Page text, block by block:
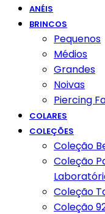
ANÉIS
BRINCOS
Pequenos
Médios
Grandes
Noivas
Piercing
COLARES
COLEÇÕES
Coleção
Coleção
Coleção
Coleção